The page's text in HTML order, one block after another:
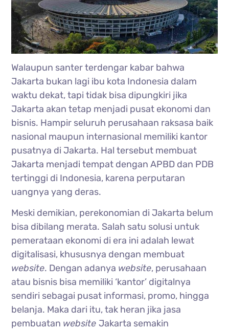
Walaupun santer terdengar kabar bahwa
Jakarta bukan lagi ibu kota Indonesia dalam
waktu dekat, tapi tidak bisa dipungkiri jika
Jakarta akan tetap menjadi pusat ekonomi dan
bisnis. Hampir seluruh perusahaan raksasa baik
nasional maupun internasional memiliki kantor
pusatnya di Jakarta. Hal tersebut membuat
Jakarta menjadi tempat dengan APBD dan PDB
tertinggi di Indonesia, karena perputaran
uangnya yang deras.
Meski demikian, perekonomian di Jakarta belum
bisa dibilang merata. Salah satu solusi untuk
pemerataan ekonomi di era ini adalah lewat
digitalisasi, khususnya dengan membuat
website. Dengan adanya website, perusahaan
atau bisnis bisa memiliki ‘kantor’ digitalnya
sendiri sebagai pusat informasi, promo, hingga
belanja. Maka dari itu, tak heran jika jasa
pembuatan websiteJakarta semakin